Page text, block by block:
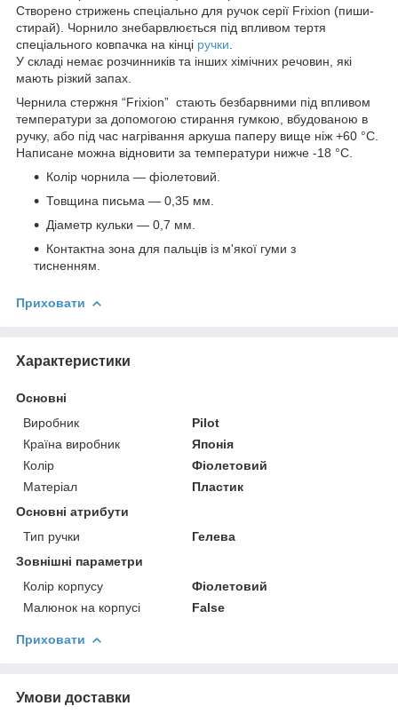
Створено стрижень спеціально для ручок серії Frixion (пиши-
стирай). Чорнило знебарвлюється під впливом тертя
спеціального ковпачка на кінці ручки
У складі немає розчинників та інших хімічних речовин, які
мають різкий запах.
Чернила стержня “Frixion” стають безбарвними під впливом
температури за допомогою стирання гумкою, вбудованою в
ручку, або під час нагрівання аркуша паперу вище ніж +60 °C.
Написане можна відновити за температури нижче -18 °C.
Колір чорнила — фіолетовий.
Товщина письма — 0,35 мм.
Діаметр кульки — 0,7 мм.
Контактна зона для пальців із м'якої гуми з
тисненням.
Приховати
Характеристики
Основні
Виробник
Pilot
Країна виробник
Японія
Колір
Фіолетовий
Матеріал
Пластик
Основні атрибути
Тип ручки
Гелева
Зовнішні параметри
Колір корпусу
Фіолетовий
Малюнок на корпусі
False
Приховати
Умови доставки